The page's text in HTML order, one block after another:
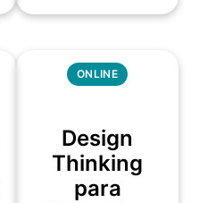
ONLINE
Design
Thinking
para